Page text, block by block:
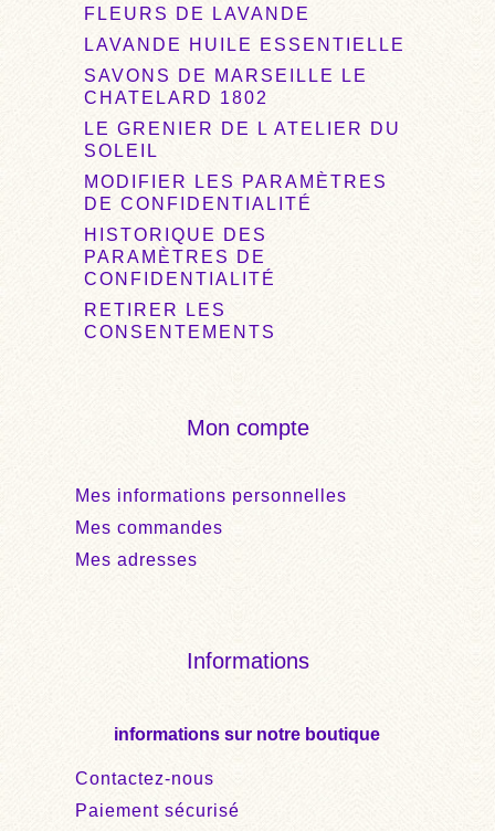
FLEURS DE LAVANDE
LAVANDE HUILE ESSENTIELLE
SAVONS DE MARSEILLE LE
CHATELARD 1802
LE GRENIER DE L ATELIER DU
SOLEIL
MODIFIER LES PARAMÈTRES
DE CONFIDENTIALITÉ
HISTORIQUE DES
PARAMÈTRES DE
CONFIDENTIALITÉ
RETIRER LES
CONSENTEMENTS
Mon compte
Mes informations personnelles
Mes commandes
Mes adresses
Informations
informations sur notre boutique
Contactez-nous
Paiement sécurisé